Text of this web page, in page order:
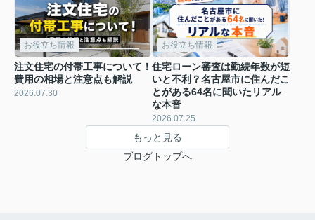
お役立ち情報
注文住宅の付帯工事について！
費用の相場と注意点も解説
2026.07.30
お役立ち情報
住宅ローン審査は勤続年数が短
いと不利？名古屋市に住んだこ
とがある64名に聞いたリアル
な本音
2026.07.25
もっと見る
ブログトップへ